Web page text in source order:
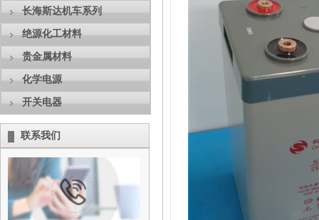
长海斯达机车系列
绝源化工材料
贵金属材料
化学电源
开关电器
联系我们